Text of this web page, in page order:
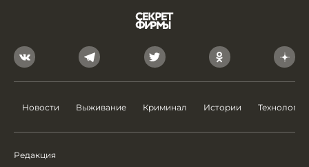
Новости Выживание Криминал Истории Технологии
Редакция